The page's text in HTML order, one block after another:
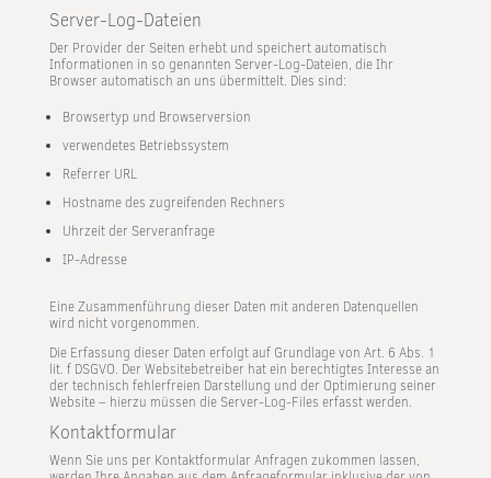
Server-Log-Dateien
Der Provider der Seiten erhebt und speichert automatisch
Informationen in so genannten Server-Log-Dateien, die Ihr
Browser automatisch an uns übermittelt. Dies sind:
Browsertyp und Browserversion
verwendetes Betriebssystem
Referrer URL
Hostname des zugreifenden Rechners
Uhrzeit der Serveranfrage
IP-Adresse
Eine Zusammenführung dieser Daten mit anderen Datenquellen
wird nicht vorgenommen.
Die Erfassung dieser Daten erfolgt auf Grundlage von Art. 6 Abs. 1
lit. f DSGVO. Der Websitebetreiber hat ein berechtigtes Interesse an
der technisch fehlerfreien Darstellung und der Optimierung seiner
Website – hierzu müssen die Server-Log-Files erfasst werden.
Kontaktformular
Wenn Sie uns per Kontaktformular Anfragen zukommen lassen,